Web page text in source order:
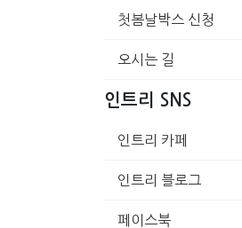
첫봄날박스 신청
오시는 길
인트리 SNS
인트리 카페
인트리 블로그
페이스북